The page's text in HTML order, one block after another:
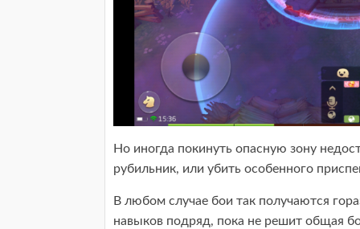
Но иногда покинуть опасную зону
рубильник, или убить особенного
В любом случае бои так получаются
навыков подряд, пока не решит общая